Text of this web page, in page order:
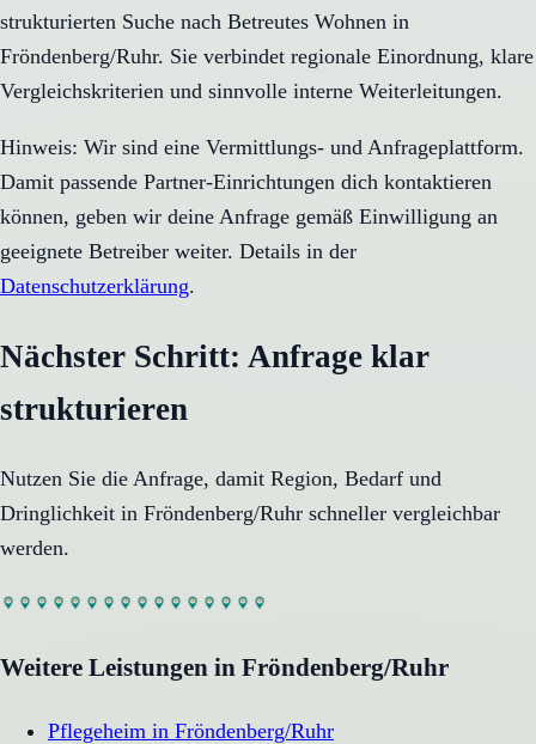
strukturierten Suche nach Betreutes Wohnen in
Fröndenberg/Ruhr. Sie verbindet regionale Einordnung, klare
Vergleichskriterien und sinnvolle interne Weiterleitungen.
Hinweis: Wir sind eine Vermittlungs- und Anfrageplattform.
Damit passende Partner-Einrichtungen dich kontaktieren
können, geben wir deine Anfrage gemäß Einwilligung an
geeignete Betreiber weiter. Details in der
Datenschutzerklärung.
Nächster Schritt: Anfrage klar
strukturieren
Nutzen Sie die Anfrage, damit Region, Bedarf und
Dringlichkeit in Fröndenberg/Ruhr schneller vergleichbar
werden.
Weitere Leistungen in Fröndenberg/Ruhr
Pflegeheim in Fröndenberg/Ruhr